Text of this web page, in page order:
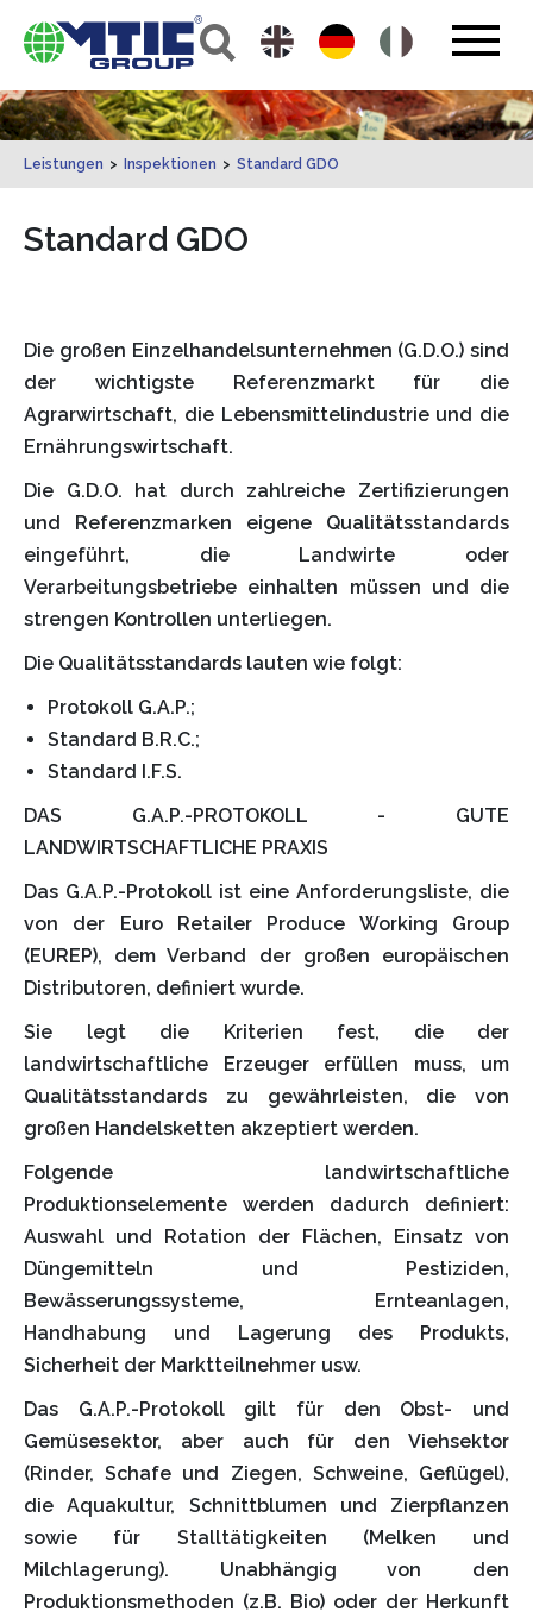
Leistungen > Inspektionen > Standard GDO
Standard GDO
Die großen Einzelhandelsunternehmen (G.D.O.) sind
der wichtigste Referenzmarkt für die
Agrarwirtschaft, die Lebensmittelindustrie und die
Ernährungswirtschaft.
Die G.D.O. hat durch zahlreiche Zertifizierungen
und Referenzmarken eigene Qualitätsstandards
eingeführt, die Landwirte oder
Verarbeitungsbetriebe einhalten müssen und die
strengen Kontrollen unterliegen.
Die Qualitätsstandards lauten wie folgt:
Protokoll G.A.P.;
Standard B.R.C.;
Standard I.F.S.
DAS G.A.P.-PROTOKOLL - GUTE
LANDWIRTSCHAFTLICHE PRAXIS
Das G.A.P.-Protokoll ist eine Anforderungsliste, die
von der Euro Retailer Produce Working Group
(EUREP), dem Verband der großen europäischen
Distributoren, definiert wurde.
Sie legt die Kriterien fest, die der
landwirtschaftliche Erzeuger erfüllen muss, um
Qualitätsstandards zu gewährleisten, die von
großen Handelsketten akzeptiert werden.
Folgende landwirtschaftliche
Produktionselemente werden dadurch definiert:
Auswahl und Rotation der Flächen, Einsatz von
Düngemitteln und Pestiziden,
Bewässerungssysteme, Ernteanlagen,
Handhabung und Lagerung des Produkts,
Sicherheit der Marktteilnehmer usw.
Das G.A.P.-Protokoll gilt für den Obst- und
Gemüsesektor, aber auch für den Viehsektor
(Rinder, Schafe und Ziegen, Schweine, Geflügel),
die Aquakultur, Schnittblumen und Zierpflanzen
sowie für Stalltätigkeiten (Melken und
Milchlagerung). Unabhängig von den
Produktionsmethoden (z.B. Bio) oder der Herkunft